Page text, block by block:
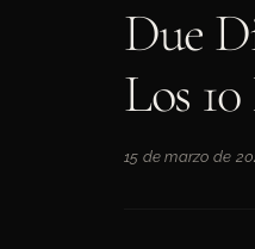
Due
Los
15 de marzo de